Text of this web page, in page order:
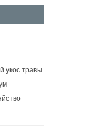
укос травы